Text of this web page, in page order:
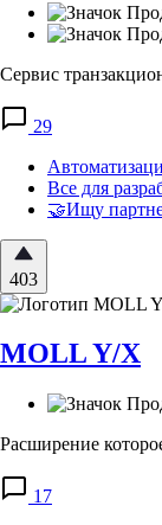
Сервис
29
Все для
🤝Ищу
403
MOLL Y/X
Расширение
17